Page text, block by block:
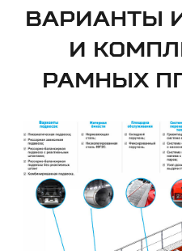
ВАРИАНТЫ
И
РАМНЫХ